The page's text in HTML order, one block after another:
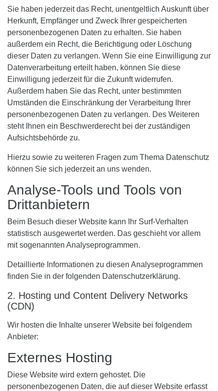
Sie haben jederzeit das Recht, unentgeltlich Auskunft über
Herkunft, Empfänger und Zweck Ihrer gespeicherten
personenbezogenen Daten zu erhalten. Sie haben
außerdem ein Recht, die Berichtigung oder Löschung
dieser Daten zu verlangen. Wenn Sie eine Einwilligung zur
Datenverarbeitung erteilt haben, können Sie diese
Einwilligung jederzeit für die Zukunft widerrufen.
Außerdem haben Sie das Recht, unter bestimmten
Umständen die Einschränkung der Verarbeitung Ihrer
personenbezogenen Daten zu verlangen. Des Weiteren
steht Ihnen ein Beschwerderecht bei der zuständigen
Aufsichtsbehörde zu.
Hierzu sowie zu weiteren Fragen zum Thema Datenschutz
können Sie sich jederzeit an uns wenden.
Analyse-Tools und Tools von
Dritt­anbietern
Beim Besuch dieser Website kann Ihr Surf-Verhalten
statistisch ausgewertet werden. Das geschieht vor allem
mit sogenannten Analyseprogrammen.
Detaillierte Informationen zu diesen Analyseprogrammen
finden Sie in der folgenden Datenschutzerklärung.
2. Hosting und Content Delivery Networks
(CDN)
Wir hosten die Inhalte unserer Website bei folgendem
Anbieter:
Externes Hosting
Diese Website wird extern gehostet. Die
personenbezogenen Daten, die auf dieser Website erfasst